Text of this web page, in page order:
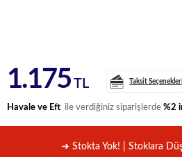
1.175 TL Taksit Seçenekleri
Havale ve Eft ile verdiğiniz siparişlerde %2
➜ Stokta Yok! | Stoklara